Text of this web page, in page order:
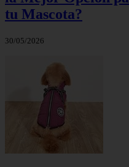
tu Mascota?
30/05/2026